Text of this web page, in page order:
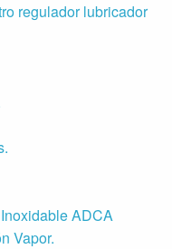
regulador lubricador
ADCA
Vapor.